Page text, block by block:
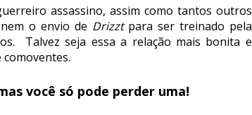
assassino, assim como tantos outros
o envio de Drizzt para ser treinado pela
Talvez seja essa a relação mais bonita e
você só pode perder uma!